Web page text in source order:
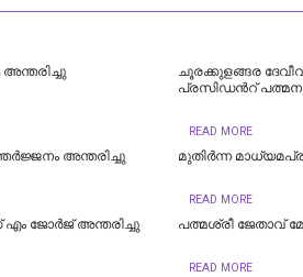
ചൂരക്കുളങ്ങര
പ്രസിഡന്‍റ്
READ MORE
അന്തരിച്ചു മുതിർന്ന
READ MORE
എം ജോർജ് അന്തരിച്ചു പത്മശ്രീ ജേതാവ്
READ MORE